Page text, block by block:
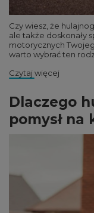
Czy wiesz, że
ale także doskonały
motorycznych
warto wybrać ten
Czytaj więcej
Dlaczego
pomysł na